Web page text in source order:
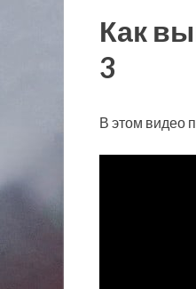
Как
3
В этом видео